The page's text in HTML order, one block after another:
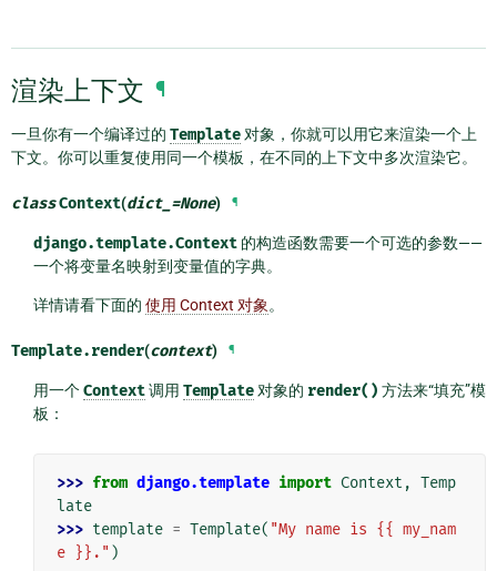
渲染上下文 ¶
一旦你有一个编译过的 Template对象，你就可以用它来渲染一个上
下文。你可以重复使用同一个模板，在不同的上下文中多次渲染它。
classContext(dict_ =None) ¶
django.template.Context的构造函数需要一个可选的参数——
一个将变量名映射到变量值的字典。
详情请看下面的 使用 Context 对象。
Template.render(context) ¶
用一个Context调用 Template对象的 render() 方法来“填充”模
板：
>>> from django.template import Context , Temp
late
>>> template = Template( "My name is {{ my_nam
e }}." )